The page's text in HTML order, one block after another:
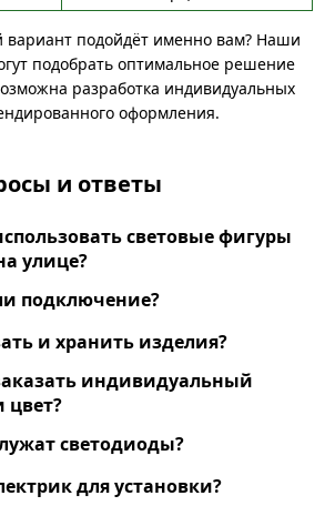
вариант подойдёт именно вам? Наши
подобрать оптимальное решение
разработка индивидуальных
оформления.
и ответы
световые фигуры
улице?
подключение?
и хранить изделия?
индивидуальный
светодиоды?
для установки?